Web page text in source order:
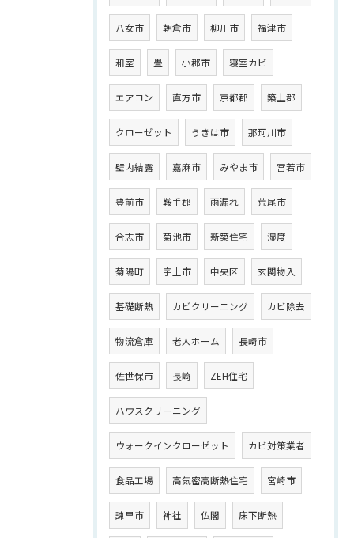
八女市 朝倉市 柳川市 福津市
和室 畳 小郡市 寝室カビ
エアコン 直方市 京都郡 築上郡
クローゼット うきは市 那珂川市
壁内結露 嘉麻市 みやま市 宮若市
豊前市 鞍手郡 雨漏れ 荒尾市
合志市 菊池市 新築住宅 湿度
菊陽町 宇土市 中央区 玄関物入
基礎断熱 カビクリーニング カビ除去
物流倉庫 老人ホーム 長崎市
佐世保市 長崎 ZEH住宅
ハウスクリーニング
ウォークインクローゼット カビ対策業者
食品工場 高気密高断熱住宅 宮崎市
諫早市 神社 仏閣 床下断熱